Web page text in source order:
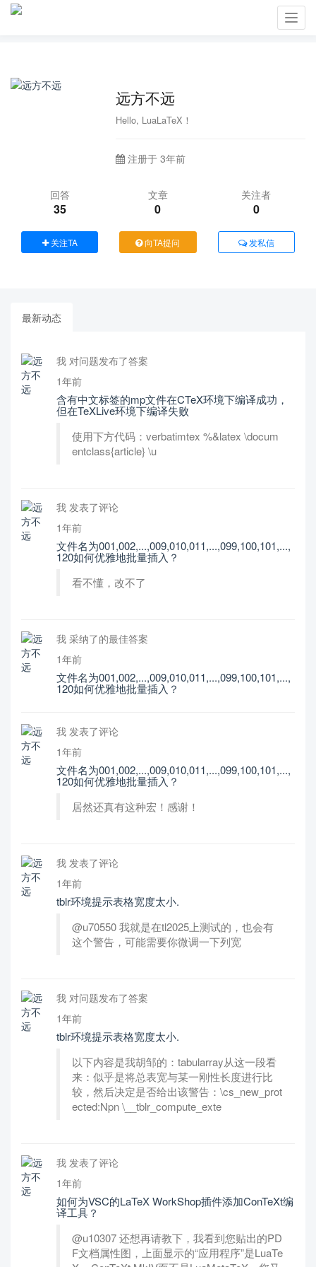
远方不远
Hello, LuaLaTeX！
注册于 3年前
回答
35
文章
0
关注者
0
关注TA 向TA提问 发私信
最新动态
我 对问题发布了答案
1年前
含有中文标签的mp文件在CTeX环境下编译成功，
但在TeXLive环境下编译失败
使用下方代码：verbatimtex %&latex \docum
entclass{article} \u
我 发表了评论
1年前
文件名为001,002,...,009,010,011,...,099,100,101,...,
120如何优雅地批量插入？
看不懂，改不了
我 采纳了的最佳答案
1年前
文件名为001,002,...,009,010,011,...,099,100,101,...,
120如何优雅地批量插入？
我 发表了评论
1年前
文件名为001,002,...,009,010,011,...,099,100,101,...,
120如何优雅地批量插入？
居然还真有这种宏！感谢！
我 发表了评论
1年前
tblr环境提示表格宽度太小.
@u70550 我就是在tl2025上测试的，也会有
这个警告，可能需要你微调一下列宽
我 对问题发布了答案
1年前
tblr环境提示表格宽度太小.
以下内容是我胡邹的：tabularray从这一段看
来：似乎是将总表宽与某一刚性长度进行比
较，然后决定是否给出该警告：\cs_new_prot
ected:Npn \__tblr_compute_exte
我 发表了评论
1年前
如何为VSC的LaTeX WorkShop插件添加ConTeXt编
译工具？
@u10307 还想再请教下，我看到您贴出的PD
F文档属性图，上面显示的“应用程序”是LuaTe